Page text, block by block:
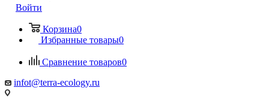
Войти
Корзина0
Избранные товары0
Сравнение товаров0
infot@terra-ecology.ru